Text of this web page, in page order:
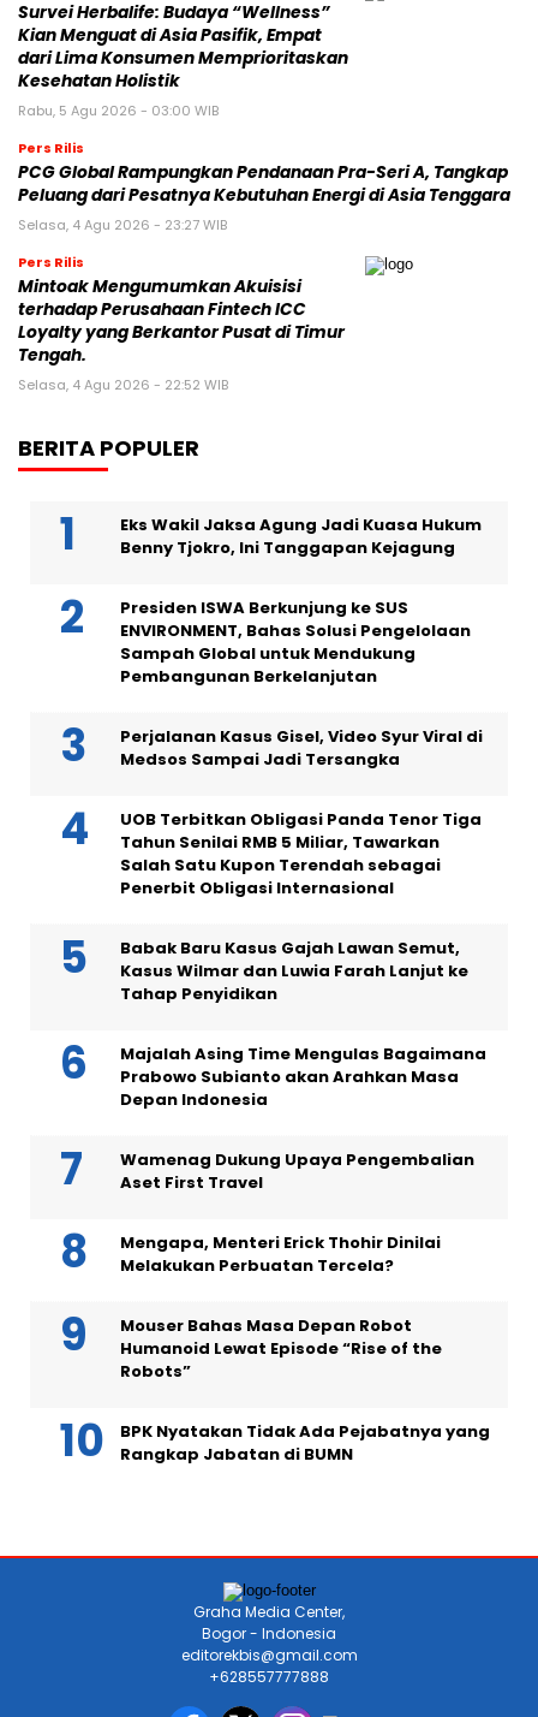
Survei Herbalife: Budaya “Wellness”
Kian Menguat di Asia Pasifik, Empat
dari Lima Konsumen Memprioritaskan
Kesehatan Holistik
Rabu, 5 Agu 2026 - 03:00 WIB
Pers Rilis
PCG Global Rampungkan Pendanaan Pra-Seri A, Tangkap
Peluang dari Pesatnya Kebutuhan Energi di Asia Tenggara
Selasa, 4 Agu 2026 - 23:27 WIB
Pers Rilis
Mintoak Mengumumkan Akuisisi
terhadap Perusahaan Fintech ICC
Loyalty yang Berkantor Pusat di Timur
Tengah.
Selasa, 4 Agu 2026 - 22:52 WIB
BERITA POPULER
Eks Wakil Jaksa Agung Jadi Kuasa Hukum
Benny Tjokro, Ini Tanggapan Kejagung
Presiden ISWA Berkunjung ke SUS
ENVIRONMENT, Bahas Solusi Pengelolaan
Sampah Global untuk Mendukung
Pembangunan Berkelanjutan
Perjalanan Kasus Gisel, Video Syur Viral di
Medsos Sampai Jadi Tersangka
UOB Terbitkan Obligasi Panda Tenor Tiga
Tahun Senilai RMB 5 Miliar, Tawarkan
Salah Satu Kupon Terendah sebagai
Penerbit Obligasi Internasional
Babak Baru Kasus Gajah Lawan Semut,
Kasus Wilmar dan Luwia Farah Lanjut ke
Tahap Penyidikan
Majalah Asing Time Mengulas Bagaimana
Prabowo Subianto akan Arahkan Masa
Depan Indonesia
Wamenag Dukung Upaya Pengembalian
Aset First Travel
Mengapa, Menteri Erick Thohir Dinilai
Melakukan Perbuatan Tercela?
Mouser Bahas Masa Depan Robot
Humanoid Lewat Episode “Rise of the
Robots”
BPK Nyatakan Tidak Ada Pejabatnya yang
Rangkap Jabatan di BUMN
Graha Media Center,
Bogor - Indonesia
editorekbis@gmail.com
+628557777888